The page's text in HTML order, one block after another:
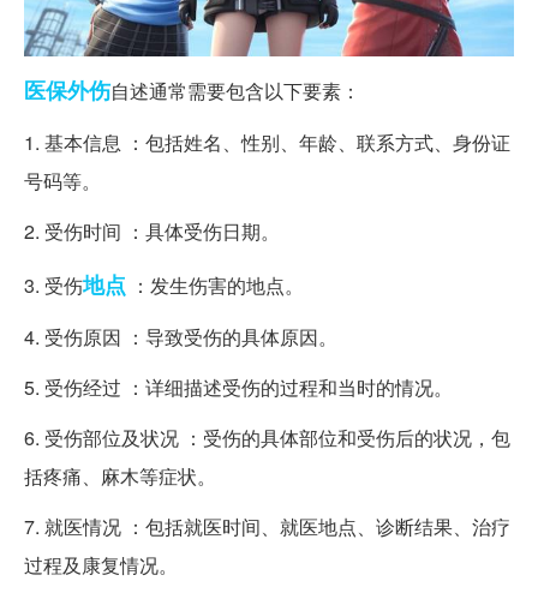
医保外伤自述通常需要包含以下要素：
1. 基本信息 ：包括姓名、性别、年龄、联系方式、身份证
号码等。
2. 受伤时间 ：具体受伤日期。
3. 受伤地点 ：发生伤害的地点。
4. 受伤原因 ：导致受伤的具体原因。
5. 受伤经过 ：详细描述受伤的过程和当时的情况。
6. 受伤部位及状况 ：受伤的具体部位和受伤后的状况，包
括疼痛、麻木等症状。
7. 就医情况 ：包括就医时间、就医地点、诊断结果、治疗
过程及康复情况。